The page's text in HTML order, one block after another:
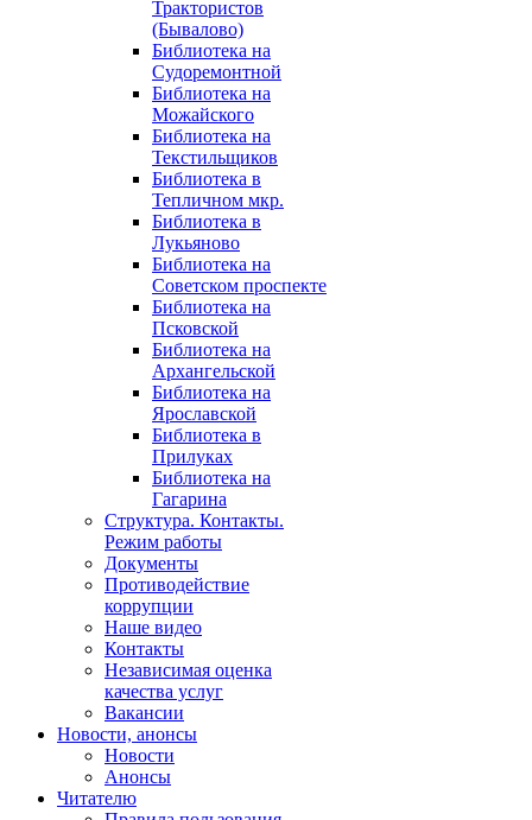
Трактористов
(Бывалово)
Библиотека на
Судоремонтной
Библиотека на
Можайского
Библиотека на
Текстильщиков
Библиотека в
Тепличном мкр.
Библиотека в
Лукьяново
Библиотека на
Советском проспекте
Библиотека на
Псковской
Библиотека на
Архангельской
Библиотека на
Ярославской
Библиотека в
Прилуках
Библиотека на
Гагарина
Структура. Контакты.
Режим работы
Документы
Противодействие
коррупции
Наше видео
Контакты
Независимая оценка
качества услуг
Вакансии
Новости, анонсы
Новости
Анонсы
Читателю